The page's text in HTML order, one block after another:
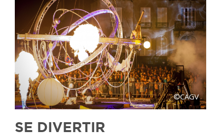
©CAGV
SE DIVERTIR